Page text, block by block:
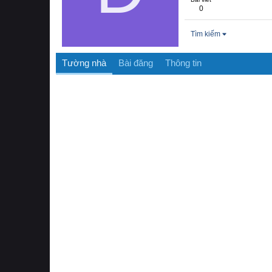
0
Tìm kiếm
Tường nhà Bài đăng Thông tin